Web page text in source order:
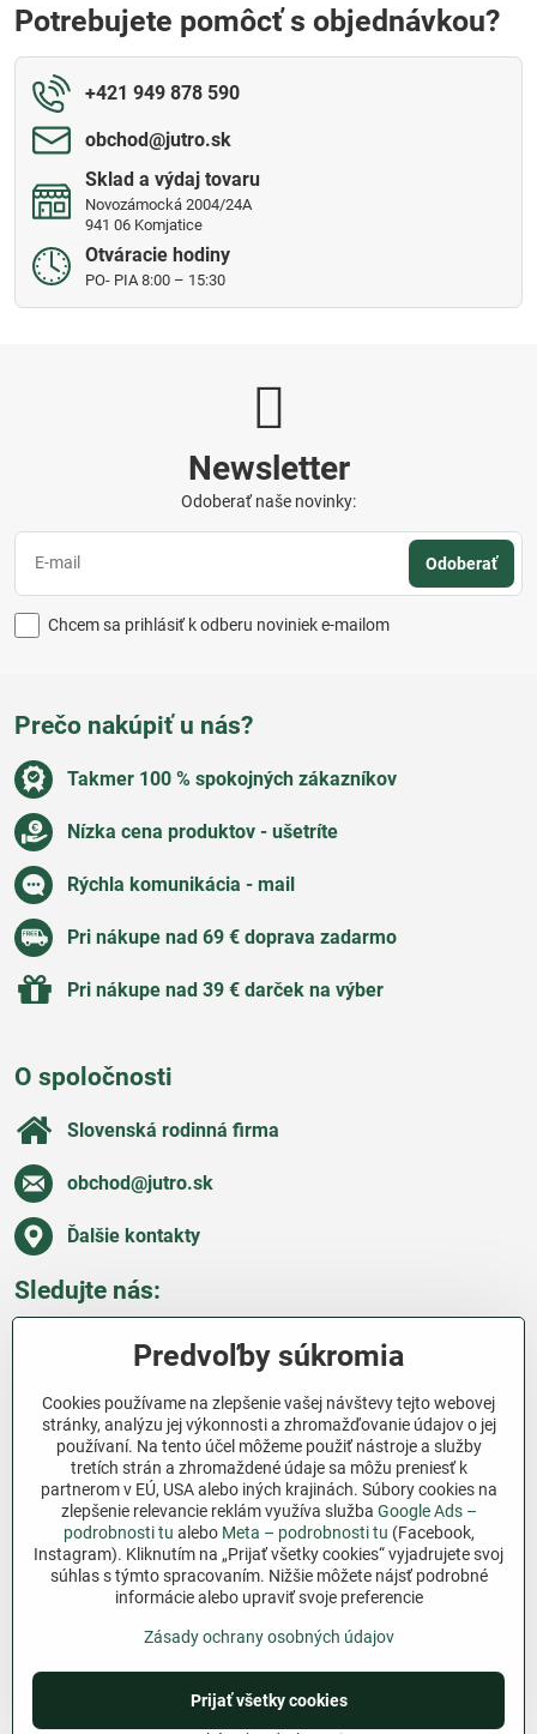
Potrebujete pomôcť s objednávkou?
+421 949 878 590
obchod​@jutro​.sk
Sklad a výdaj tovaru
Novozámocká 2004/24A
941 06 Komjatice
Otváracie hodiny
PO- PIA 8:00 – 15:30
Newsletter
Odoberať naše novinky:
Odoberať
Chcem sa prihlásiť k odberu noviniek e-mailom
Prečo nakúpiť u nás?
Takmer 100 % spokojných zákazníkov
Nízka cena produktov - ušetríte
Rýchla komunikácia - mail
Pri nákupe nad 69 € doprava zadarmo
Pri nákupe nad 39 € darček na výber
O spoločnosti
Slovenská rodinná firma
obchod​@jutro​.sk
Ďalšie kontakty
Sledujte nás:
Všetko o nákupe
Ďakujeme za podporu
Sme slovenský e-shop bez dotácií​. Fungujeme len
vďaka vám – ľuďom, ktorí veria v poctivú prácu a
lásku k pôde​. Každý nákup na Jutro​.sk nám pomáha
pokračovať v tom, čo má zmysel – pomáhať
záhradkárom zadarmo a srdcom​.
©2026Copyright
Predvoľby súkromiaZásady ochrany osobných údajov
Podmienky používania
Predvoľby súkromia
Cookies používame na zlepšenie vašej návštevy tejto webovej
stránky, analýzu jej výkonnosti a zhromažďovanie údajov o jej
používaní. Na tento účel môžeme použiť nástroje a služby
tretích strán a zhromaždené údaje sa môžu preniesť k
partnerom v EÚ, USA alebo iných krajinách. Súbory cookies na
zlepšenie relevancie reklám využíva služba Google Ads –
podrobnosti tu alebo Meta – podrobnosti tu (Facebook,
Instagram). Kliknutím na „Prijať všetky cookies“ vyjadrujete svoj
súhlas s týmto spracovaním. Nižšie môžete nájsť podrobné
informácie alebo upraviť svoje preferencie
Zásady ochrany osobných údajov
Prijať všetky cookies